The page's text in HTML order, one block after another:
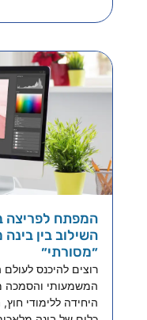
המפתח לפריצה
השילוב בין
״מסורתי״
רוצים להיכנס לעולם
המשמעותי והסמכה
היחידה ללימודי